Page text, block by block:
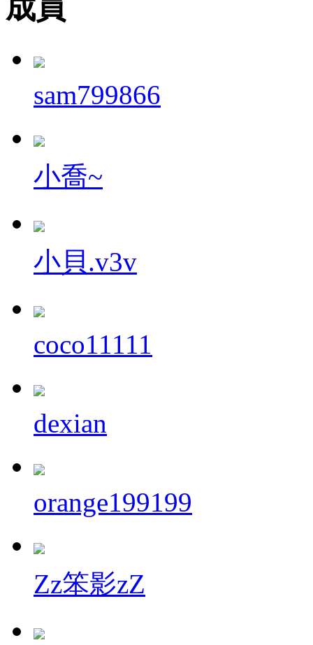
成員
sam799866
小喬~
小貝.v3v
coco11111
dexian
orange199199
Zz笨影zZ